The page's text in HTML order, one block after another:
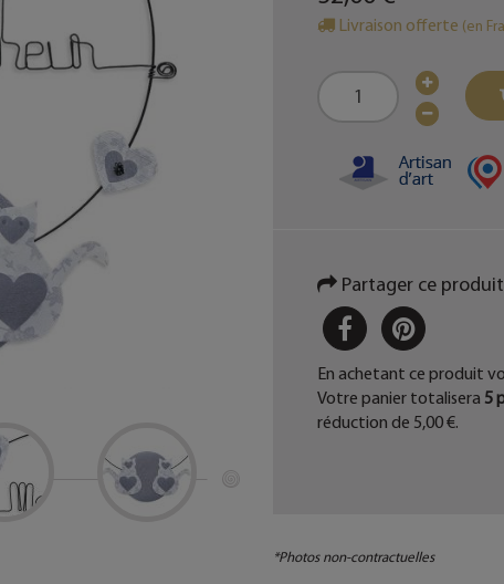
Livraison offerte (en
Partager ce produit
PARTAGER
En achetant ce produit
Votre panier totalisera 5
réduction de 5,00 €.
*Photos non-contractuelles